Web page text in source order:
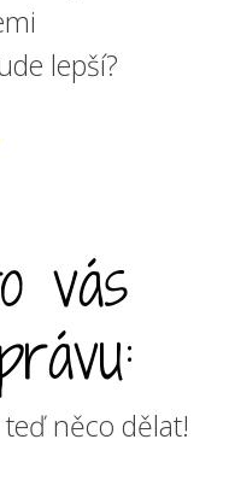
lepší?
vás
něco dělat!